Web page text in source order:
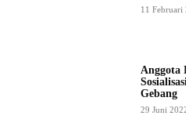
11 Februari
Anggota
Gebang
29 Juni